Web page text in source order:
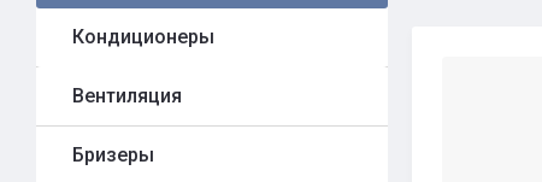
Кондиционеры
Вентиляция
Бризеры